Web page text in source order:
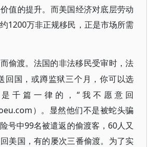
值的提升。而美国经济对底层劳动
1200万非正规移民，正是市场所需
偷渡。法国的非法移民受审时，法
回国，或蹲监狱三个月，你可以选
千篇一律的，“我不愿意回
）。显然他们不是被蛇头骗
号中99名被遣返的偷渡客，60人又
美国，有的屡次三番偷渡。为了实